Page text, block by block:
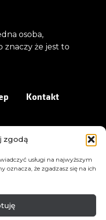
zgodą
usługi na najwyższym
oznacza, że zgadzasz się na ich
osoba,
znaczy że jest to
Kontakt
Doktór